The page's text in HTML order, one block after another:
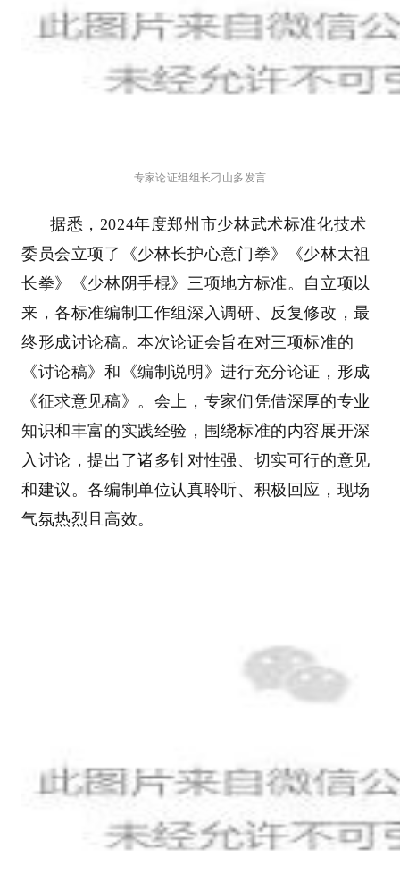
专家论证组组长刁山多发言
据悉，2024年度郑州市少林武术标准化技术
委员会立项了《少林长护心意门拳》《少林太祖
长拳》《少林阴手棍》三项地方标准。自立项以
来，各标准编制工作组深入调研、反复修改，最
终形成讨论稿。本次论证会旨在对三项标准的
《讨论稿》和《编制说明》进行充分论证，形成
《征求意见稿》。会上，专家们凭借深厚的专业
知识和丰富的实践经验，围绕标准的内容展开深
入讨论，提出了诸多针对性强、切实可行的意见
和建议。各编制单位认真聆听、积极回应，现场
气氛热烈且高效。